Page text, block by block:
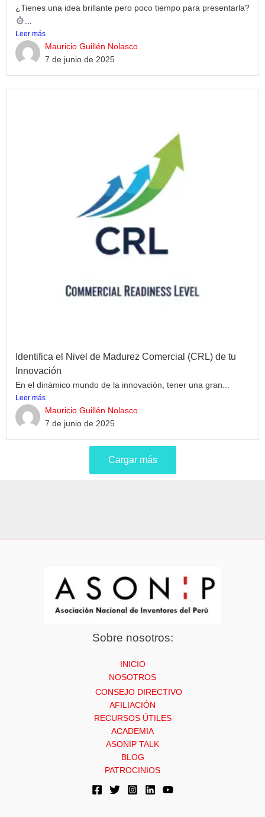
¿Tienes una idea brillante pero poco tiempo para presentarla?
Leer más
Mauricio Guillén Nolasco
7 de junio de 2025
Identifica el Nivel de Madurez Comercial (CRL) de tu
Innovación
En el dinámico mundo de la innovación, tener una gran...
Leer más
Mauricio Guillén Nolasco
7 de junio de 2025
Cargar más
Sobre nosotros:
INICIO
NOSOTROS
CONSEJO DIRECTIVO
AFILIACIÓN
RECURSOS ÚTILES
ACADEMIA
ASONIP TALK
BLOG
PATROCINIOS